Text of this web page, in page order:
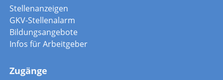
Stellenanzeigen
GKV-Stellenalarm
Bildungsangebote
Infos für Arbeitgeber
Zugänge